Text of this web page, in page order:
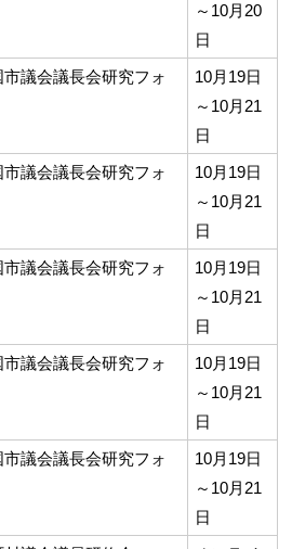
～10月20
日
議会議長会研究フォ
10月19日
～10月21
日
議会議長会研究フォ
10月19日
～10月21
日
議会議長会研究フォ
10月19日
～10月21
日
議会議長会研究フォ
10月19日
～10月21
日
議会議長会研究フォ
10月19日
～10月21
日